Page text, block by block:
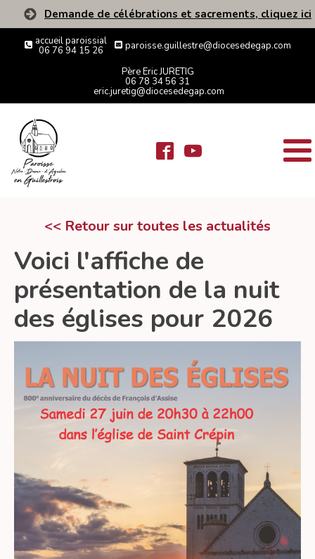
Demande de célébrations et sacrements, cliquez ici
accueil paroissial
06 76 94 15 26 paroisse.guillestre@diocesedegap.com
Père Eric JURETIG
06 78 34 56 31
eric.juretig@diocesedegap.com
<< Retour sur toutes les actualités
Voici l'affiche de
présentation de la nuit
des églises pour 2026